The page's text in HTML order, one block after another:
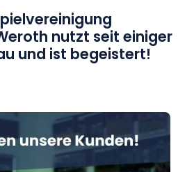
nutzt seit einiger
und ist begeistert!